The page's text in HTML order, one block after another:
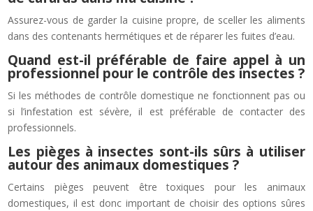
Assurez-vous de garder la cuisine propre, de sceller les aliments
dans des contenants hermétiques et de réparer les fuites d’eau.
Quand est-il préférable de faire appel à un
professionnel pour le contrôle des insectes ?
Si les méthodes de contrôle domestique ne fonctionnent pas ou
si l’infestation est sévère, il est préférable de contacter des
professionnels.
Les pièges à insectes sont-ils sûrs à utiliser
autour des animaux domestiques ?
Certains pièges peuvent être toxiques pour les animaux
domestiques, il est donc important de choisir des options sûres